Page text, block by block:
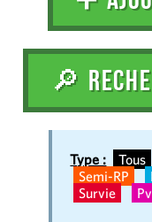
🔎
Type : Tous
Semi-RP
Survie